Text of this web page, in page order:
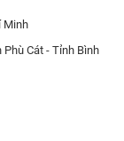
Minh
Cát - Tỉnh Bình